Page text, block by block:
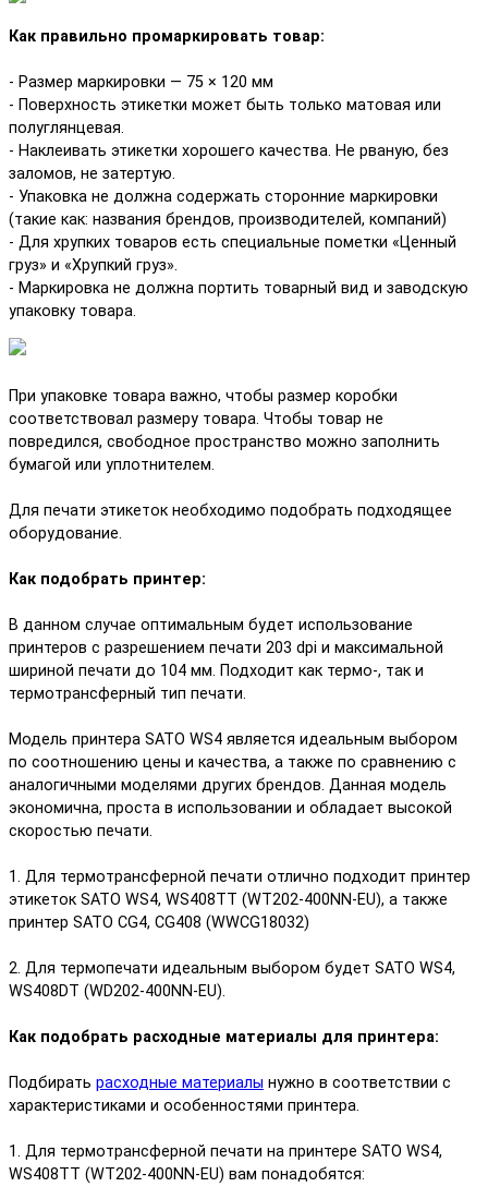
Как правильно промаркировать товар:
- Размер маркировки — 75 × 120 мм
- Поверхность этикетки может быть только матовая или
полуглянцевая.
- Наклеивать этикетки хорошего качества. Не рваную, без
заломов, не затертую.
- Упаковка не должна содержать сторонние маркировки
(такие как: названия брендов, производителей, компаний)
- Для хрупких товаров есть специальные пометки «Ценный
груз» и «Хрупкий груз».
- Маркировка не должна портить товарный вид и заводскую
упаковку товара.
При упаковке товара важно, чтобы размер коробки
соответствовал размеру товара. Чтобы товар не
повредился, свободное пространство можно заполнить
бумагой или уплотнителем.
Для печати этикеток необходимо подобрать подходящее
оборудование.
Как подобрать принтер:
В данном случае оптимальным будет использование
принтеров с разрешением печати 203 dpi и максимальной
шириной печати до 104 мм. Подходит как термо-, так и
термотрансферный тип печати.
Модель принтера SATO WS4 является идеальным выбором
по соотношению цены и качества, а также по сравнению с
аналогичными моделями других брендов. Данная модель
экономична, проста в использовании и обладает высокой
скоростью печати.
1. Для термотрансферной печати отлично подходит принтер
этикеток SATO WS4, WS408TT (WT202-400NN-EU), а также
принтер SATO CG4, CG408 (WWCG18032)
2. Для термопечати идеальным выбором будет SATO WS4,
WS408DT (WD202-400NN-EU).
Как подобрать расходные материалы для принтера:
Подбирать расходные материалы нужно в соответствии с
характеристиками и особенностями принтера.
1. Для термотрансферной печати на принтере SATO WS4,
WS408TT (WT202-400NN-EU) вам понадобятся: